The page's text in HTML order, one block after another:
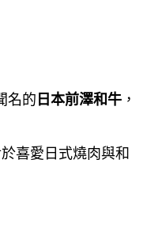
名的 日本前澤和牛 ，
喜愛日式燒肉與和